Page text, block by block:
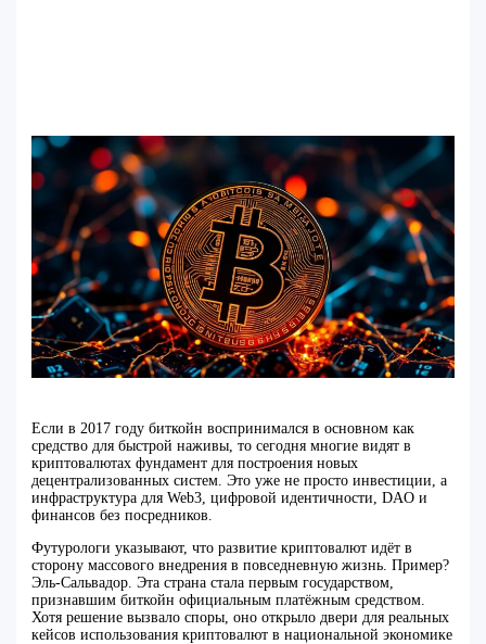
Если в 2017 году биткойн воспринимался в основном как
средство для быстрой наживы, то сегодня многие видят в
криптовалютах фундамент для построения новых
децентрализованных систем. Это уже не просто инвестиции, а
инфраструктура для Web3, цифровой идентичности, DAO и
финансов без посредников.
Футурологи указывают, что развитие криптовалют идёт в
сторону массового внедрения в повседневную жизнь. Пример?
Эль-Сальвадор. Эта страна стала первым государством,
признавшим биткойн официальным платёжным средством.
Хотя решение вызвало споры, оно открыло двери для реальных
кейсов использования криптовалют в национальной экономике